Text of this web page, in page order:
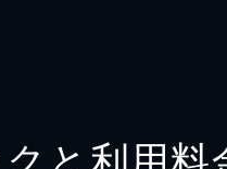
と利用料